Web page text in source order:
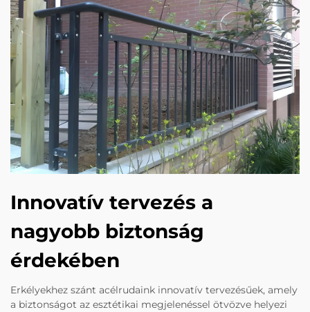
Innovatív tervezés a
nagyobb biztonság
érdekében
Erkélyekhez szánt acélrudaink innovatív tervezésűek, amely
a biztonságot az esztétikai megjelenéssel ötvözve helyezi